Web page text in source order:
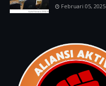
Februari 05, 2025